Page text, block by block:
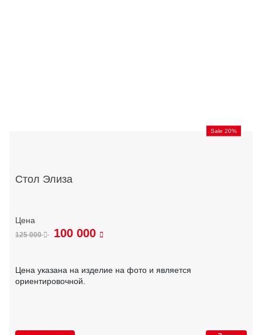
Sale 20%
Стол Элиза
125 000 100 000
Цена указана на изделие на фото и является
ориентировочной.